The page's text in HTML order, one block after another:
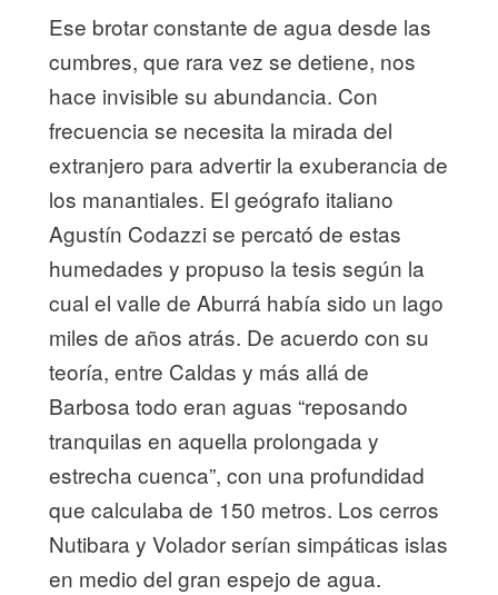
Ese brotar constante de agua desde las
cumbres, que rara vez se detiene, nos
hace invisible su abundancia. Con
frecuencia se necesita la mirada del
extranjero para advertir la exuberancia de
los manantiales. El geógrafo italiano
Agustín Codazzi se percató de estas
humedades y propuso la tesis según la
cual el valle de Aburrá había sido un lago
miles de años atrás. De acuerdo con su
teoría, entre Caldas y más allá de
Barbosa todo eran aguas “reposando
tranquilas en aquella prolongada y
estrecha cuenca”, con una profundidad
que calculaba de 150 metros. Los cerros
Nutibara y Volador serían simpáticas islas
en medio del gran espejo de agua.